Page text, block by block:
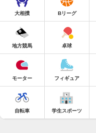
大相撲 Bリーグ
地方競馬 卓球
モーター フィギュア
自転車 学生スポーツ